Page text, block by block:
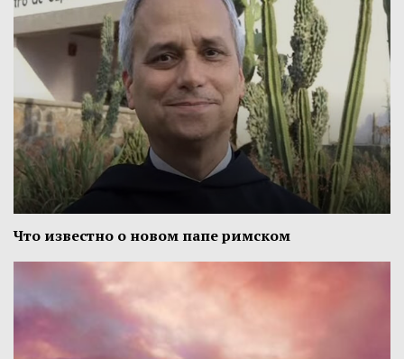
Что известно о новом папе римском